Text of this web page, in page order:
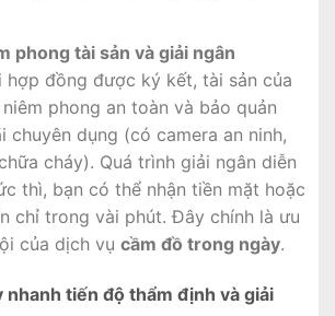
phong tài sản và giải ngân
hợp đồng được ký kết, tài sản của
phong an toàn và bảo quản
chuyên dụng (có camera an ninh,
cháy). Quá trình giải ngân diễn
thì, bạn có thể nhận tiền mặt hoặc
chỉ trong vài phút. Đây chính là ưu
của dịch vụ cầm đồ trong ngày.
nhanh tiến độ thẩm định và giải